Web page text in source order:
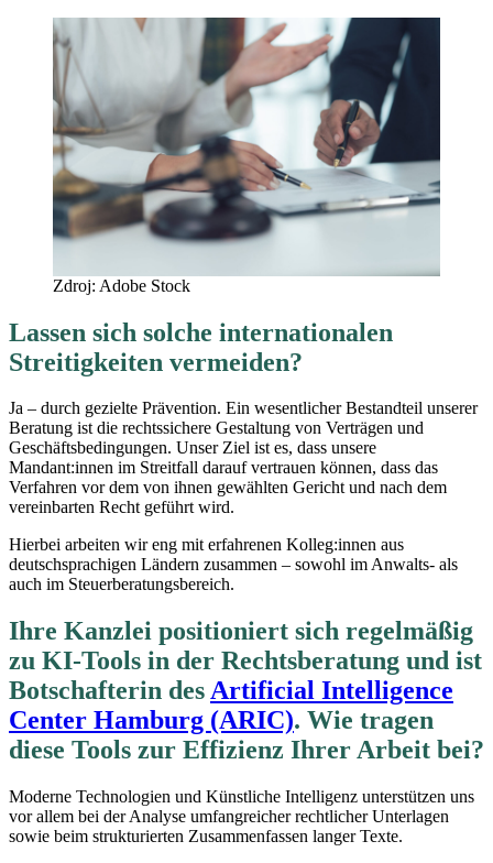
Zdroj: Adobe Stock
Lassen sich solche internationalen
Streitigkeiten vermeiden?
Ja – durch gezielte Prävention. Ein wesentlicher Bestandteil unserer
Beratung ist die rechtssichere Gestaltung von Verträgen und
Geschäftsbedingungen. Unser Ziel ist es, dass unsere
Mandant:innen im Streitfall darauf vertrauen können, dass das
Verfahren vor dem von ihnen gewählten Gericht und nach dem
vereinbarten Recht geführt wird.
Hierbei arbeiten wir eng mit erfahrenen Kolleg:innen aus
deutschsprachigen Ländern zusammen – sowohl im Anwalts- als
auch im Steuerberatungsbereich.
Ihre Kanzlei positioniert sich regelmäßig
zu KI-Tools in der Rechtsberatung und ist
Botschafterin desArtificial Intelligence
Center Hamburg (ARIC). Wie tragen
diese Tools zur Effizienz Ihrer Arbeit bei?
Moderne Technologien und Künstliche Intelligenz unterstützen uns
vor allem bei der Analyse umfangreicher rechtlicher Unterlagen
sowie beim strukturierten Zusammenfassen langer Texte.